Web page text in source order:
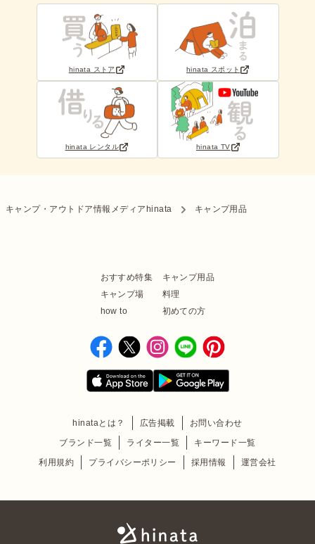
hinata ストア hinata スポット
hinata レンタル hinata TV
キャンプ・アウトドア情報メディアhinata キャンプ用品
おすすめ特集
キャンプ用品
キャンプ場
料理
how to
初めての方
hinataとは？ 広告掲載
お問い合わせ
ブランド一覧
ライター一覧
キーワード一覧
利用規約
プライバシーポリシー 採用情報 運営会社